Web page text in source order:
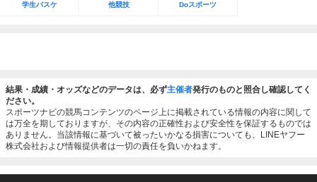
学生バスケ 他競技 Doスポーツ
結果・成績・オッズなどのデータは、必ず主催者発行のものと照合し確認してく
ださい。
スポーツナビの競馬コンテンツのページ上に掲載されている情報の内容に関して
は万全を期しておりますが、その内容の正確性および安全性を保証するものでは
ありません。当該情報に基づいて被ったいかなる損害についても、LINEヤフー
株式会社および情報提供者は一切の責任を負いかねます。